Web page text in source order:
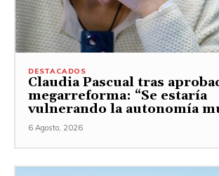
DESTACADOS
Claudia Pascual tras
megarreforma: “Se estaría
vulnerando la autonomía
6 Agosto, 2026